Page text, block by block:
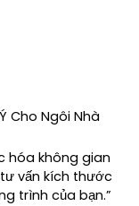
Cho Ngôi Nhà
hóa không gian
vấn kích thước
trình của bạn.”